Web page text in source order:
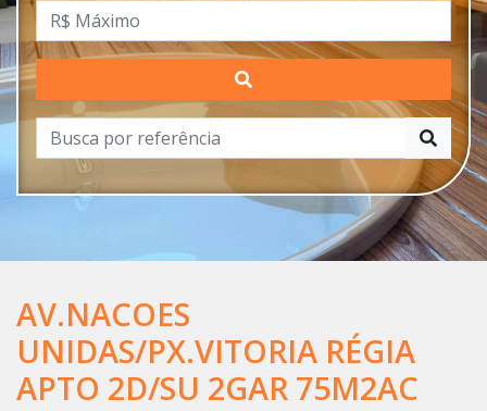
AV.NACOES
UNIDAS/PX.VITORIA RÉGIA
APTO 2D/SU 2GAR 75M2AC